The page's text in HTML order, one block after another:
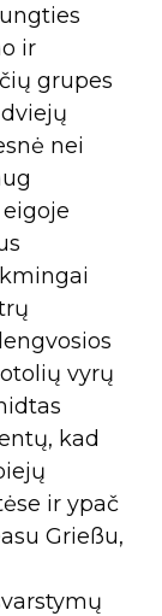
ir
grupes
nei
vyrų
kad
ir ypač
Grießu,